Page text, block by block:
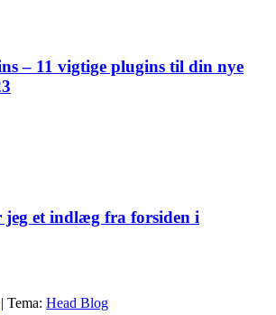
– 11 vigtige plugins til din nye
et indlæg fra forsiden i
| Tema: Head Blog